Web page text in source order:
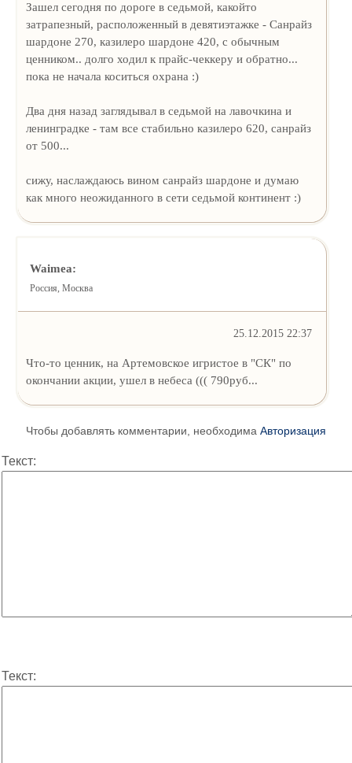
Зашел сегодня по дороге в седьмой, какойто
затрапезный, расположенный в девятиэтажке - Санрайз
шардоне 270, казилеро шардоне 420, с обычным
ценником.. долго ходил к прайс-чеккеру и обратно...
пока не начала коситься охрана :)
Два дня назад заглядывал в седьмой на лавочкина и
ленинградке - там все стабильно казилеро 620, санрайз
от 500...
сижу, наслаждаюсь вином санрайз шардоне и думаю
как много неожиданного в сети седьмой континент :)
Waimea:
Россия, Москва
25.12.2015 22:37
Что-то ценник, на Артемовское игристое в "СК" по
окончании акции, ушел в небеса ((( 790руб...
Чтобы добавлять комментарии, необходима Авторизация
Текст:
Текст: